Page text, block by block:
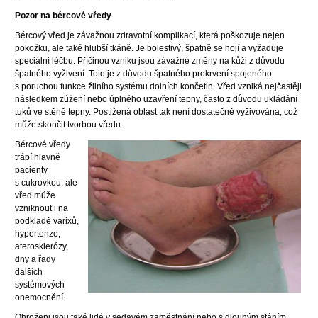
Pozor na bércové vředy
Bércový vřed je závažnou zdravotní komplikací, která poškozuje nejen
pokožku, ale také hlubší tkáně. Je bolestivý, špatně se hojí a vyžaduje
speciální léčbu. Příčinou vzniku jsou závažné změny na kůži z důvodu
špatného vyživení. Toto je z důvodu špatného prokrvení spojeného
s poruchou funkce žilního systému dolních končetin. Vřed vzniká nejčastěji
následkem zúžení nebo úplného uzavření tepny, často z důvodu ukládání
tuků ve stěně tepny. Postižená oblast tak není dostatečně vyživována, což
může skončit tvorbou vředu.
Bércové vředy
trápí hlavně
pacienty
s cukrovkou, ale
vřed může
vzniknout i na
podkladě varixů,
hypertenze,
aterosklerózy,
dny a řady
dalších
systémových
onemocnění.